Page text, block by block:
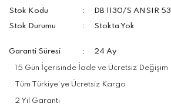
Stok Kodu
DB 1130/S ANSIR 53
Stok Durumu
Stokta Yok
Garanti Süresi 24 Ay
15 Gün İçerisinde İade ve Ücretsiz Değişim
Tüm Türkiye'ye Ücretsiz Kargo
2 Yıl Garanti